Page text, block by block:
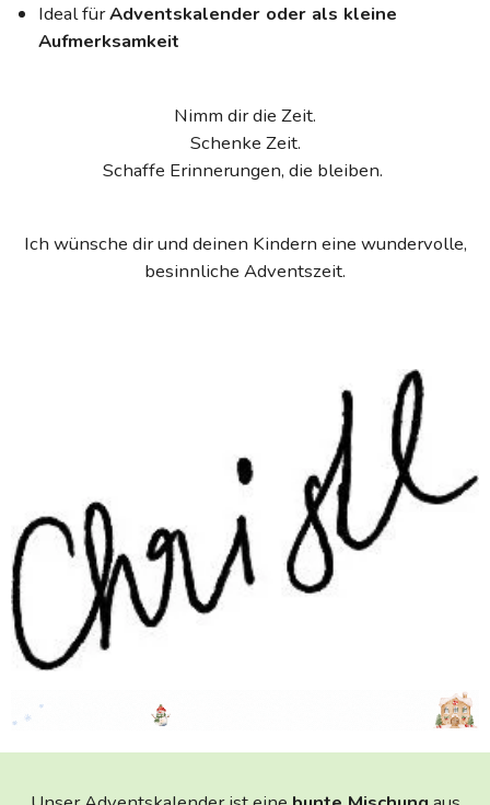
Ideal fürAdventskalender oder als kleine
Aufmerksamkeit
Nimm dir die Zeit.
Schenke Zeit.
Schaffe Erinnerungen, die bleiben.
Ich wünsche dir und deinen Kindern eine wundervolle,
besinnliche Adventszeit.